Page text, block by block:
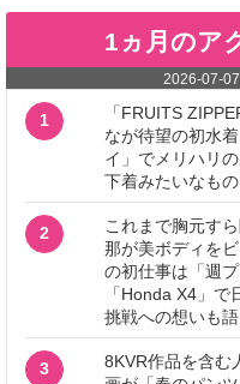
1ヵ月のア
2026-07-07
1
「FRUITS
なが待望の初水
イ」でメリハリ
下着みたいなも
2
これまで胸元す
那が美ボディを
の初仕事は「週
「Honda X4」
挑戦への想いも
3
8KVR作品を含む